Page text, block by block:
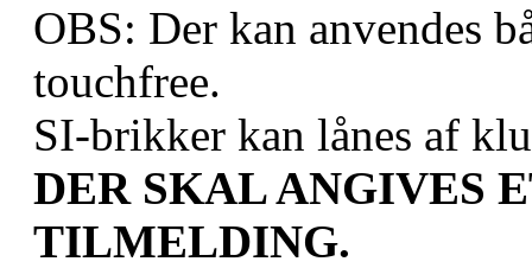
OBS: Der kan anvendes
touchfree.
SI-brikker kan lånes af
DER SKAL ANGIVES
TILMELDING.